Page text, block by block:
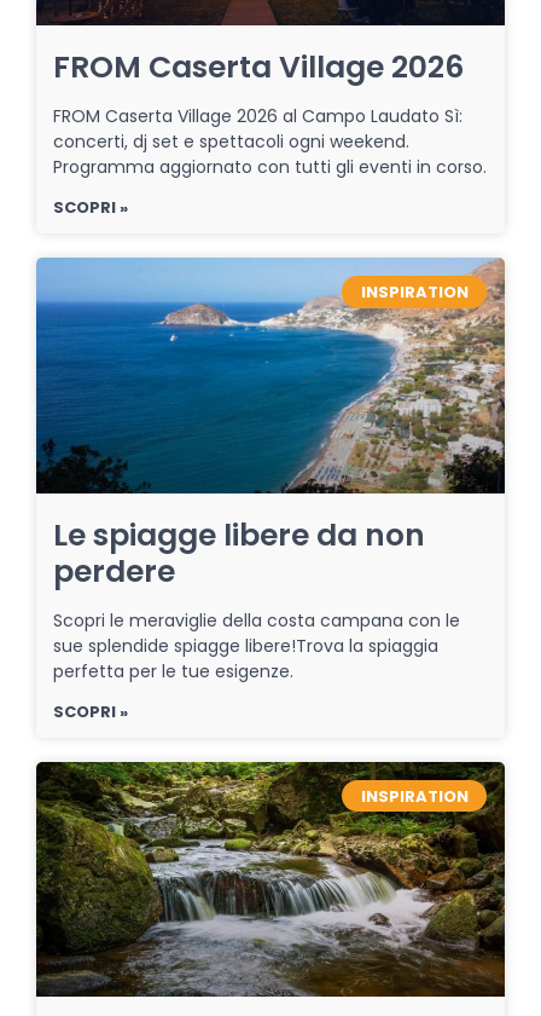
FROM Caserta Village 2026
FROM Caserta Village 2026 al Campo Laudato Sì:
concerti, dj set e spettacoli ogni weekend.
Programma aggiornato con tutti gli eventi in corso.
SCOPRI »
INSPIRATION
Le spiagge libere da non
perdere
Scopri le meraviglie della costa campana con le
sue splendide spiagge libere!Trova la spiaggia
perfetta per le tue esigenze.
SCOPRI »
INSPIRATION